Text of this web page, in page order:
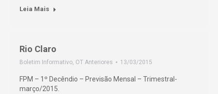
Leia Mais
Rio Claro
Boletim Informativo, OT Anteriores 13/03/2015
FPM – 1º Decêndio – Previsão Mensal – Trimestral-
março/2015.